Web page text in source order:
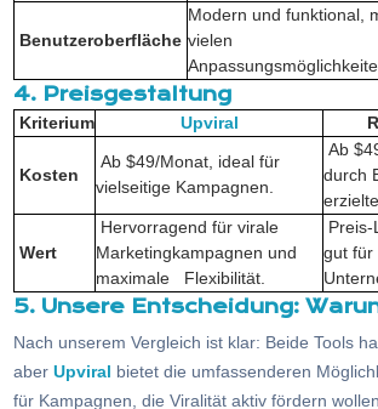
Benutzeroberfläche
Modern und funktional,
vielen
4. Preisgestaltung
Kriterium Upviral
Kosten
Ab $49/Monat, ideal für
vielseitige Kampagnen.
Ab
durch
Wert
Hervorragend für virale
Marketingkampagnen und
maximale Flexibilität.
Preis-
gut für
5. Unsere Entscheidung:
Nach unserem Vergleich ist klar: Beide Tools
aber Upviral bietet die umfassenderen
für Kampagnen, die Viralität aktiv fördern